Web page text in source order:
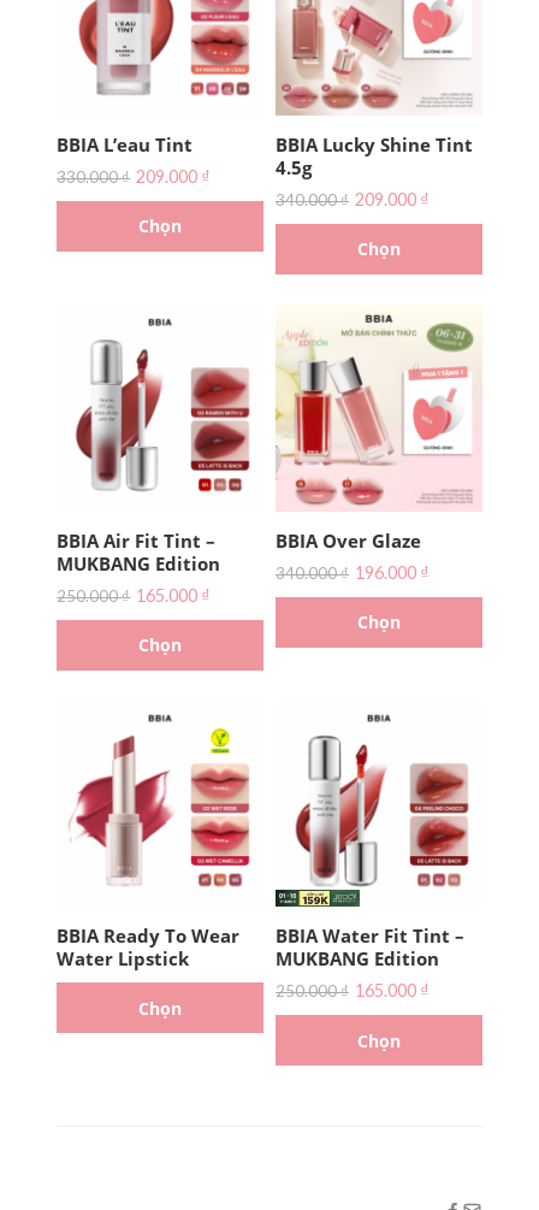
BBIA L’eau Tint
330.000₫ 209.000 ₫
Chọn
BBIA Lucky Shine Tint
4.5g
340.000₫ 209.000 ₫
Chọn
BBIA Air Fit Tint –
MUKBANG Edition
250.000₫ 165.000 ₫
Chọn
BBIA Over Glaze
340.000₫ 196.000 ₫
Chọn
BBIA Ready To Wear
Water Lipstick
Chọn
BBIA Water Fit Tint –
MUKBANG Edition
250.000₫ 165.000 ₫
Chọn